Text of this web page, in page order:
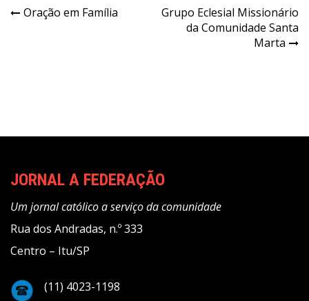
Navegação
Oração em Família
Grupo Eclesial Missionário
da Comunidade Santa
Marta
JORNAL A FEDERAÇÃO
Um jornal católico a serviço da comunidade
Rua dos Andradas, n.º 333
Centro – Itu/SP
(11) 4023-1198